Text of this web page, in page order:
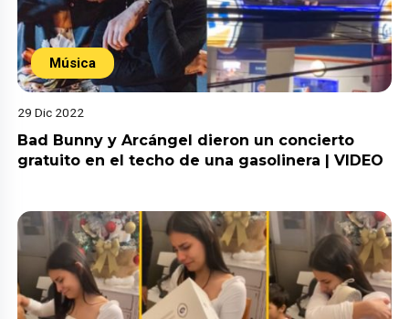
Música
29 Dic 2022
Bad Bunny y Arcángel dieron un concierto
gratuito en el techo de una gasolinera | VIDEO